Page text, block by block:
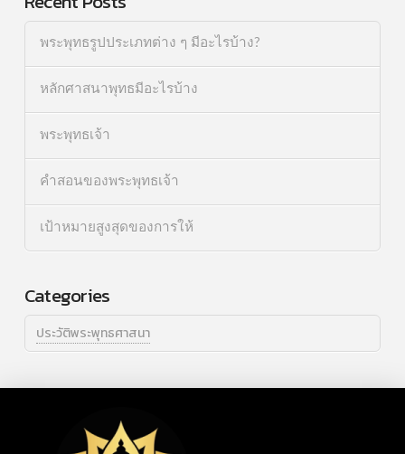
พระพุทธรูปประเภทต่าง ๆ มีอะไรบ้าง?
หลักศาสนาพุทธมีอะไรบ้าง
พระพุทธเจ้า
คำสอนของพระพุทธเจ้า
เป้าหมายสูงสุดของการให้
Categories
ประวัติพระพุทธศาสนา